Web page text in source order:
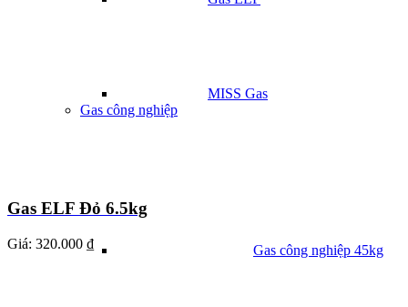
MISS Gas
Gas công nghiệp
Gas công nghiệp 45kg
Gas ELF Đỏ 6.5kg
Giá: 320.000 ₫